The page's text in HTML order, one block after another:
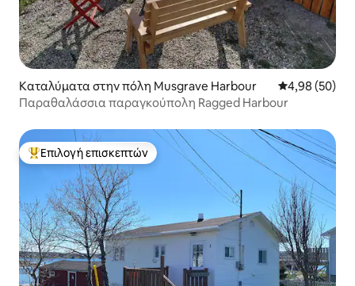
Καταλύματα στην πόλη Musgrave Harbour Μέση
4,98 (50)
Παραθαλάσσια παραγκούπολη Ragged Harbour
Κορυφαία επιλογή επισκεπτών
Επιλογή επισκεπτών